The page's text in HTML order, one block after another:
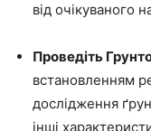
від очікуваного
Проведіть
встановленням
дослідження
інші